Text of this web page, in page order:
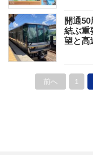
開通
結ぶ
望と高
前へ 1